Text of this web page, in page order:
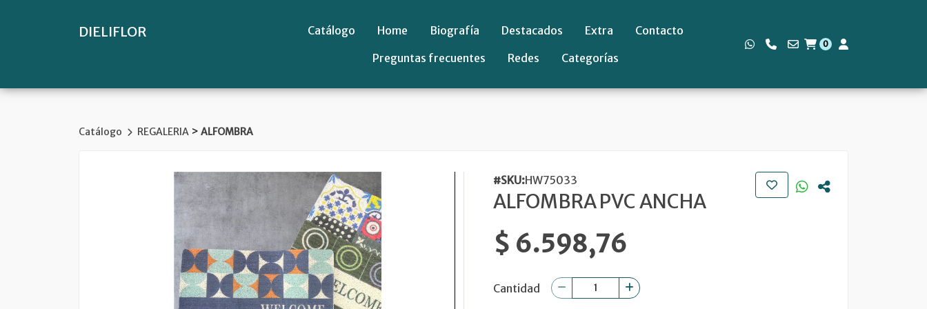
DIELIFLOR Catálogo Home Biografía Destacados Extra
Contacto
Preguntas frecuentes
Redes Categorías
0
Catálogo REGALERIA > ALFOMBRA
#SKU:HW75033
ALFOMBRA PVC ANCHA
$ 6.598,76
Cantidad